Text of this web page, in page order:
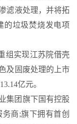
滤液处理，并将拓
的垃圾焚烧发电项
组实现江苏院借壳
及固废处理的上市
亿元。
集团旗下国有控股
商;旗下拥有首创